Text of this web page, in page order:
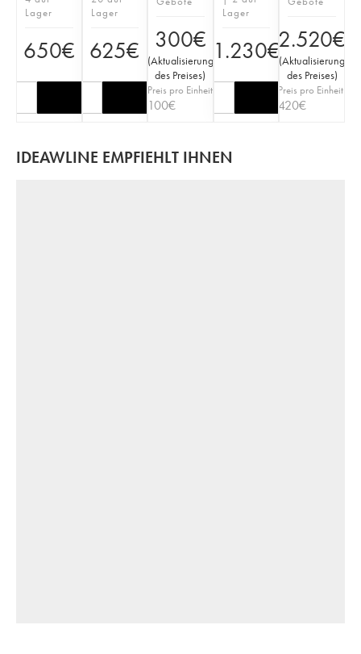
Lager
650€
Lager
625€ 300€
(Aktualisierung
des Preises)
Preis pro Einheit
100€
Lager
1.230€2.520€
(Aktualisierung
des Preises)
Preis pro Einheit
420€
IDEAWLINE EMPFIEHLT IHNEN